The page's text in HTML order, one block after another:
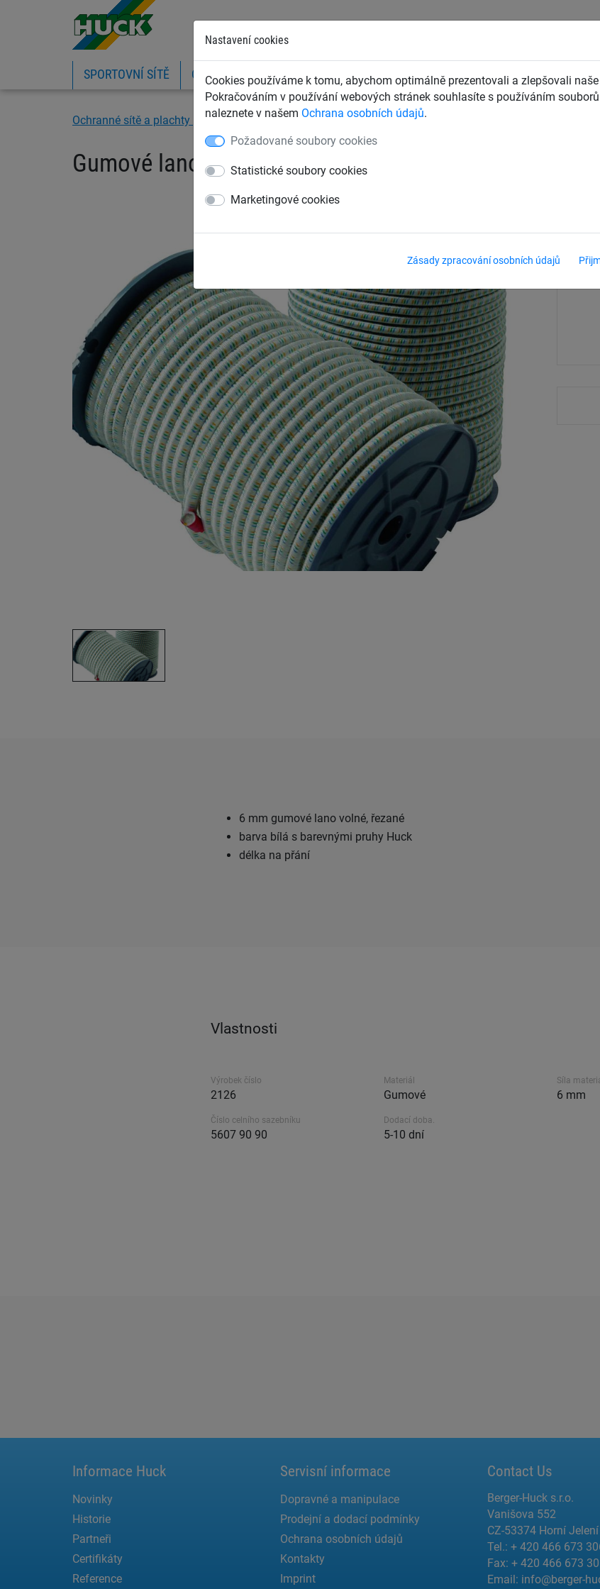
Nastavení cookies
Cookies používáme k tomu, abychom optimálně prezentovali a zlepšovali
Pokračováním v používání webových stránek souhlasíte s používáním
naleznete v našem Ochrana osobních údajů.
Požadované soubory cookies
Statistické soubory cookies
Marketingové cookies
Zásady zpracování osobních údajů
SPORTOVNÍ SÍTĚ OCHRANNÉ SÍTĚ A PLACHTY ZÁCHYTNÉ BEZPEČNOSTNÍ SÍTĚ DĚTSKÁ
Ochranné sítě a plachty Kontejnerové sítě a plachty pro dopravce Příslušenství
Gumové lano 6 mm
Síla
6 mm gumové lano volné, řezané
barva bílá s barevnými pruhy Huck
délka na přání
Vlastnosti
Výrobek číslo
2126
Materiál
Gumové
Síla
6 mm
Číslo celního sazebníku
5607 90 90
Dodací doba.
5-10 dní
Informace Huck
Novinky
Historie
Partneři
Certifikáty
Reference
Servisní informace
Dopravné a manipulace
Prodejní a dodací podmínky
Ochrana osobních údajů
Kontakty
Imprint
Contact Us
Berger-Huck s.r.o.
Vanišova 552
CZ-53374 Horní Jelení
Tel.: + 420 466 673
Fax: + 420 466 673
Email: info@berger-